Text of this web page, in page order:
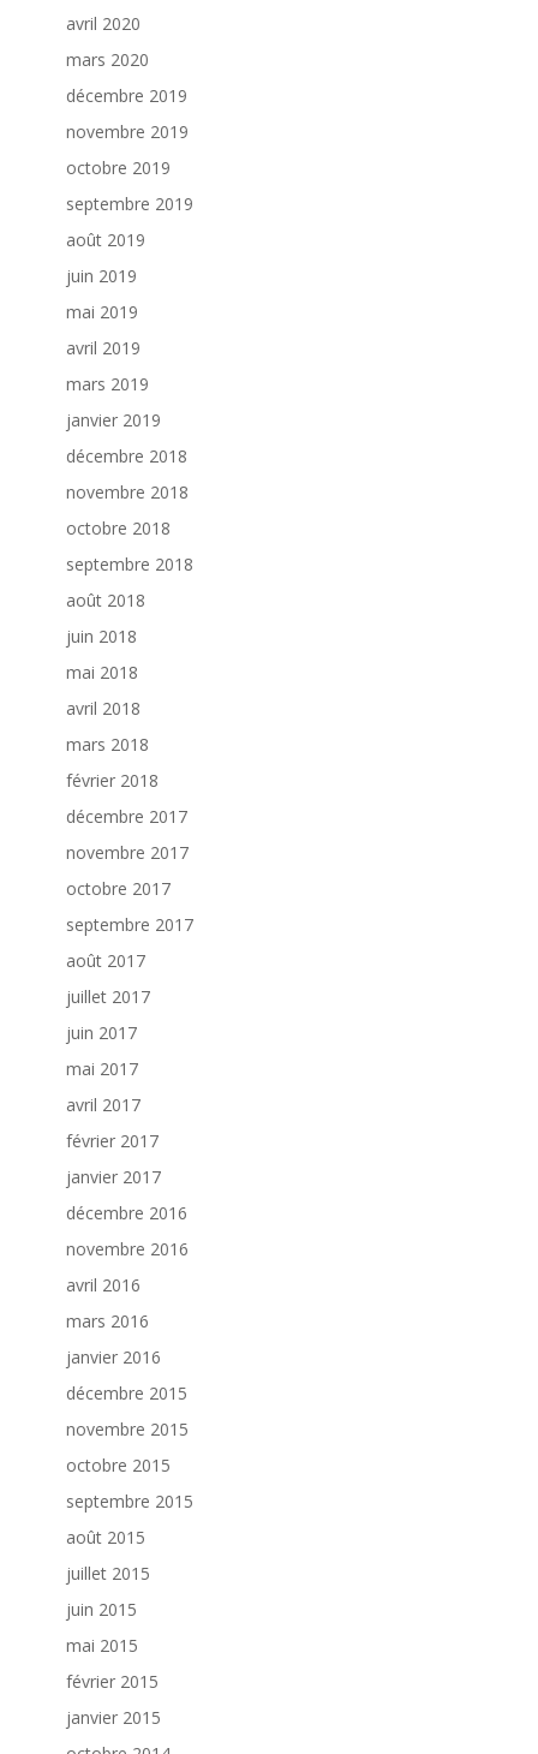
avril 2020
mars 2020
décembre 2019
novembre 2019
octobre 2019
septembre 2019
août 2019
juin 2019
mai 2019
avril 2019
mars 2019
janvier 2019
décembre 2018
novembre 2018
octobre 2018
septembre 2018
août 2018
juin 2018
mai 2018
avril 2018
mars 2018
février 2018
décembre 2017
novembre 2017
octobre 2017
septembre 2017
août 2017
juillet 2017
juin 2017
mai 2017
avril 2017
février 2017
janvier 2017
décembre 2016
novembre 2016
avril 2016
mars 2016
janvier 2016
décembre 2015
novembre 2015
octobre 2015
septembre 2015
août 2015
juillet 2015
juin 2015
mai 2015
février 2015
janvier 2015